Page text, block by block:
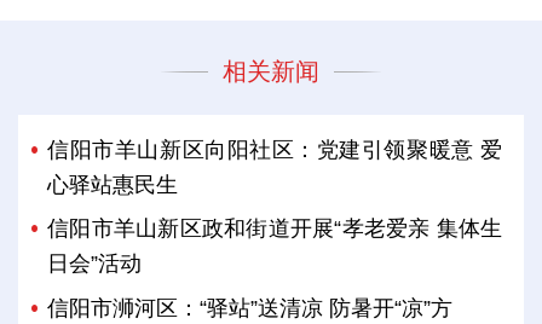
相关新闻
信阳市羊山新区向阳社区：党建引领聚暖意 爱
心驿站惠民生
信阳市羊山新区政和街道开展“孝老爱亲 集体生
日会”活动
信阳市浉河区：“驿站”送清凉 防暑开“凉”方